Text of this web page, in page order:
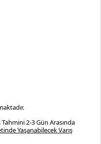
2-3 Gün Arasında
Yaşanabilecek Varış